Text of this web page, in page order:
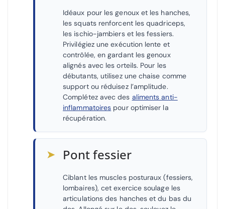
Idéaux pour les genoux et les hanches,
les squats renforcent les quadriceps,
les ischio-jambiers et les fessiers.
Privilégiez une exécution lente et
contrôlée, en gardant les genoux
alignés avec les orteils. Pour les
débutants, utilisez une chaise comme
support ou réduisez l’amplitude.
Complétez avec des aliments anti-
inflammatoires pour optimiser la
récupération.
➤ Pont fessier
Ciblant les muscles posturaux (fessiers,
lombaires), cet exercice soulage les
articulations des hanches et du bas du